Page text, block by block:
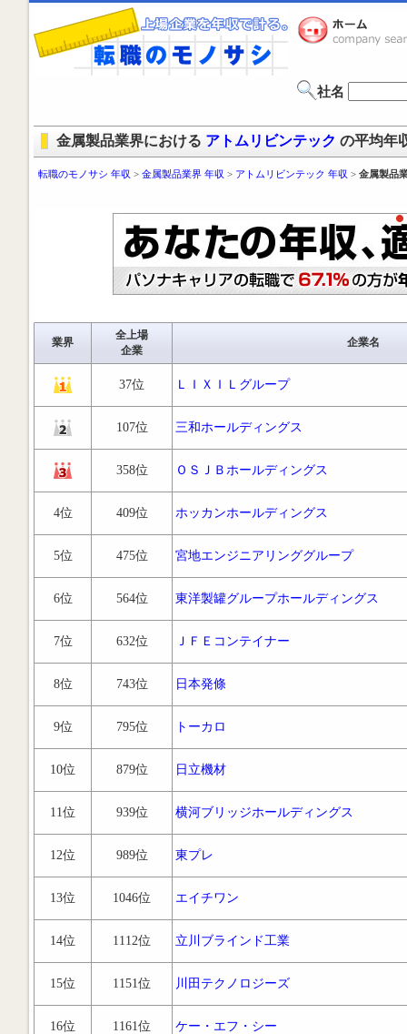
社名
金属製品業界における アトムリビンテック の平均年
転職のモノサシ 年収 > 金属製品業界 年収 > アトムリビンテック 年収 > 金属製品
業界
全上場
企業
企業名
37位 ＬＩＸＩＬグループ
107位 三和ホールディングス
358位 ＯＳＪＢホールディングス
4位 409位 ホッカンホールディングス
5位 475位 宮地エンジニアリンググループ
6位 564位 東洋製罐グループホールディングス
7位 632位 ＪＦＥコンテイナー
8位 743位 日本発條
9位 795位 トーカロ
10位 879位 日立機材
11位 939位 横河ブリッジホールディングス
12位 989位 東プレ
13位 1046位 エイチワン
14位 1112位 立川ブラインド工業
15位 1151位 川田テクノロジーズ
16位 1161位 ケー・エフ・シー